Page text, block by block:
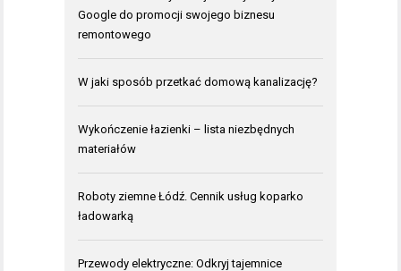
Google do promocji swojego biznesu
remontowego
W jaki sposób przetkać domową kanalizację?
Wykończenie łazienki – lista niezbędnych
materiałów
Roboty ziemne Łódź. Cennik usług koparko
ładowarką
Przewody elektryczne: Odkryj tajemnice